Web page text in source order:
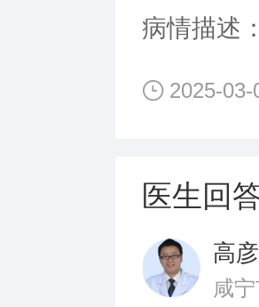
病情描述
2025-
医生回
高
咸